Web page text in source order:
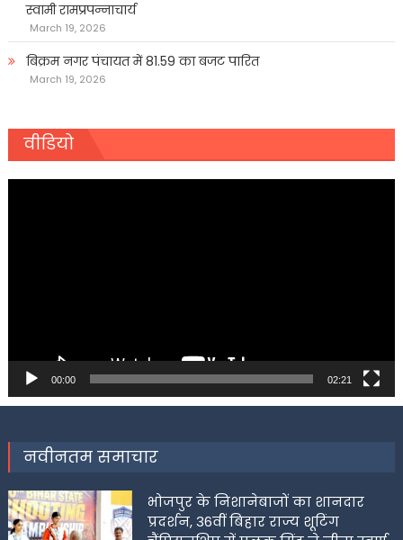
स्वामी रामप्रपन्नाचार्य
March 19, 2026
बिक्रम नगर पंचायत में 81.59 का बजट पारित
March 19, 2026
वीडियो
00:00 02:21
नवीनतम समाचार
भोजपुर के निशानेबाजों का शानदार
प्रदर्शन, 36वीं बिहार राज्य शूटिंग